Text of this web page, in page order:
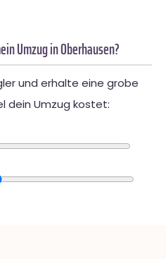
Umzug in Oberhausen?
und erhalte eine grobe
dein Umzug kostet: